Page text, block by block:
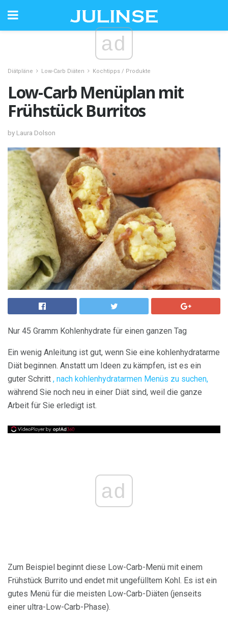
ad
Diätpläne Low-Carb Diäten Kochtipps / Produkte
Low-Carb Menüplan mit
Frühstück Burritos
by Laura Dolson
Nur 45 Gramm Kohlenhydrate für einen ganzen Tag
Ein wenig Anleitung ist gut, wenn Sie eine kohlenhydratarme
Diät beginnen. Anstatt um Ideen zu kämpfen, ist es ein
guter Schritt , nach kohlenhydratarmen Menüs zu suchen,
während Sie noch neu in einer Diät sind, weil die ganze
Arbeit für Sie erledigt ist.
ad
Zum Beispiel beginnt diese Low-Carb-Menü mit einem
Frühstück Burrito und endet mit ungefülltem Kohl. Es ist ein
gutes Menü für die meisten Low-Carb-Diäten (jenseits
einer ultra-Low-Carb-Phase).